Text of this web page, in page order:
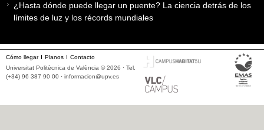
¿Hasta dónde puede llegar un puente? La ciencia detrás de los
límites de luz y los récords mundiales
Cómo llegar Planos
Contacto
Universitat Politècnica de València © 2026 · Tel.
(+34) 96 387 90 00 · informacion@upv.es